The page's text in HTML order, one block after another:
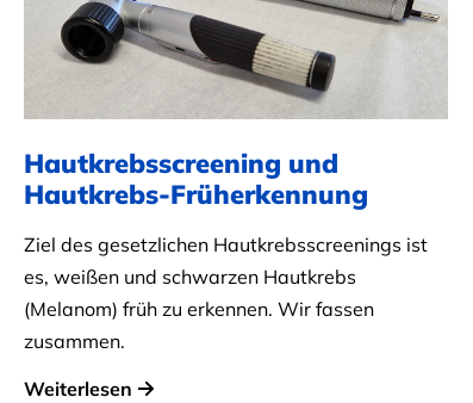
Hautkrebsscreening und
Hautkrebs-Früherkennung
Ziel des gesetzlichen Hautkrebsscreenings ist
es, weißen und schwarzen Hautkrebs
(Melanom) früh zu erkennen. Wir fassen
zusammen.
Weiterlesen